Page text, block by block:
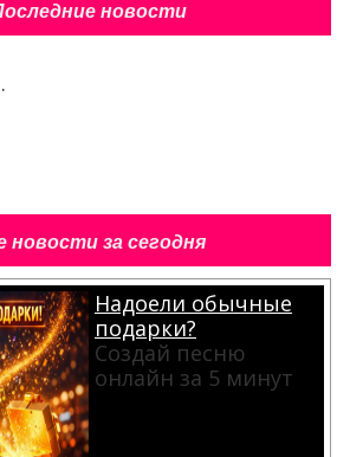
новости
новости за сегодня
Надоели обычные
подарки?
Создай песню
онлайн за 5 минут